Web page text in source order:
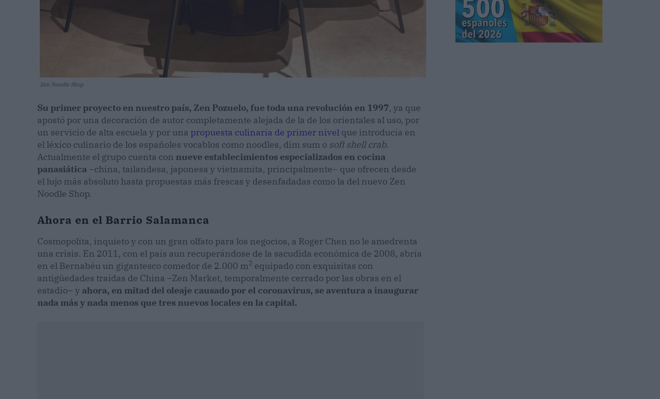
Zen Noodle Shop
Su primer proyecto en nuestro país, Zen Pozuelo, fue toda una revolución en 1997, ya que
apostó por una decoración de autor completamente alejada de la de los orientales al uso, por
un servicio de alta escuela y por una propuesta culinaria de primer nivel que introducía en
el léxico culinario de los españoles vocablos como noodles, dim sum o soft shell crab.
Actualmente el grupo cuenta con nueve establecimientos especializados en cocina
panasiática –china, tailandesa, japonesa y vietnamita, principalmente– que ofrecen desde
el lujo más absoluto hasta propuestas más frescas y desenfadadas como la del nuevo Zen
Noodle Shop.
Ahora en el Barrio Salamanca
Cosmopolita, inquieto y con un gran olfato para los negocios, a Roger Chen no le amedrenta
una crisis. En 2011, con el país aun recuperándose de la sacudida económica de 2008, abría
en el Bernabéu un gigantesco comedor de 2.000 m2 equipado con exquisitas con
antigüedades traídas de China –Zen Market, temporalmente cerrado por las obras en el
estadio– y ahora, en mitad del oleaje causado por el coronavirus, se aventura a inaugurar
nada más y nada menos que tres nuevos locales en la capital.